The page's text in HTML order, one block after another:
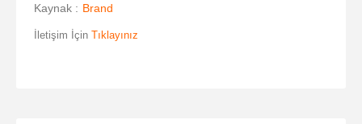
Kaynak : Brand
İletişim İçin Tıklayınız